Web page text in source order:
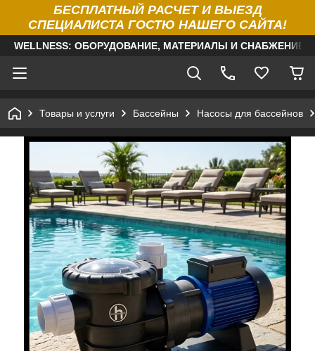
БЕСПЛАТНЫЙ РАСЧЕТ И ВЫЕЗД
СПЕЦИАЛИСТА ГОСТЮ НАШЕГО САЙТА!
WELLNESS: ОБОРУДОВАНИЕ, МАТЕРИАЛЫ И
Товары и услуги Бассейны Насосы для бассейнов